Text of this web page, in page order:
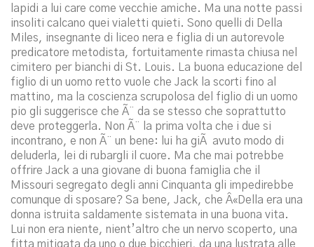
lapidi a lui care come vecchie amiche. Ma una notte passi
insoliti calcano quei vialetti quieti. Sono quelli di Della
Miles, insegnante di liceo nera e figlia di un autorevole
predicatore metodista, fortuitamente rimasta chiusa nel
cimitero per bianchi di St. Louis. La buona educazione del
figlio di un uomo retto vuole che Jack la scorti fino al
mattino, ma la coscienza scrupolosa del figlio di un uomo
pio gli suggerisce che Ã¨ da se stesso che soprattutto
deve proteggerla. Non Ã¨ la prima volta che i due si
incontrano, e non Ã¨ un bene: lui ha giÃ avuto modo di
deluderla, lei di rubargli il cuore. Ma che mai potrebbe
offrire Jack a una giovane di buona famiglia che il
Missouri segregato degli anni Cinquanta gli impedirebbe
comunque di sposare? Sa bene, Jack, che Â«Della era una
donna istruita saldamente sistemata in una buona vita.
Lui non era niente, nient’altro che un nervo scoperto, una
fitta mitigata da uno o due bicchieri, da una lustrata alle